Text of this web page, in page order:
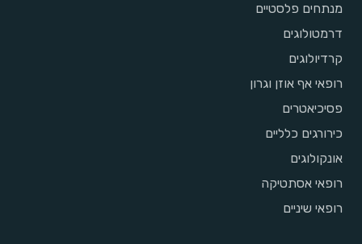
מנתחים פלסטיים
דרמטולוגים
קרדיולוגים
רופאי אף אוזן וגרון
פסיכיאטרים
כירורגים כלליים
אונקולוגים
רופאי אסתטיקה
רופאי שיניים